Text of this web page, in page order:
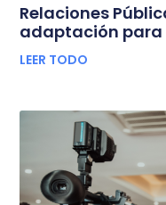
Relaciones
adaptación para
LEER TODO